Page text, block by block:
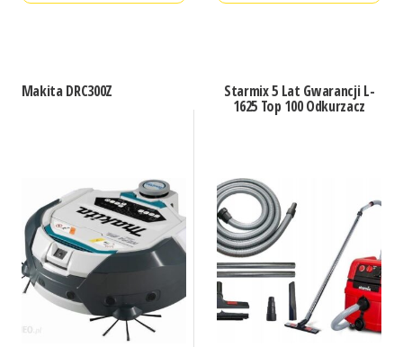
Makita DRC300Z Starmix 5 Lat Gwarancji L-
1625 Top 100 Odkurzacz